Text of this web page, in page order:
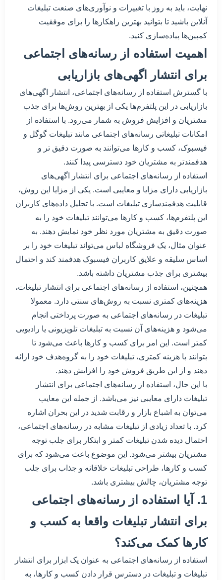
نهایت، باید به روز با تغییرات و نوآوری‌های صنعت تبلیغات
آنلاین باشید تا بتوانید بهترین راهکارها را برای موفقیت
کمپین‌ها پیاده‌سازی کنید.
اهمیت استفاده از رسانه‌های اجتماعی
برای انتشار اگهی‌های بازاریابی
با گسترش استفاده از رسانه‌های اجتماعی، انتشار اگهی‌های
بازاریابی در این پلتفرم‌ها یکی از بهترین روش‌ها برای جذب
مشتریان و افزایش فروش به شمار می‌رود. با استفاده از
امکانات تبلیغاتی رسانه‌های اجتماعی مانند تبلیغات گوگل و
فیسبوک، کسب و کارها می‌توانند به صورت دقیق تر و
هدفمندتر به مشتریان خود دسترسی پیدا کنند.
استفاده از رسانه‌های اجتماعی برای انتشار اگهی‌های
بازاریابی دارای مزایا و معایبی است. یکی از مزایا این روش،
قابلیت هدفمندسازی تبلیغات است. با تحلیل داده‌های کاربران
این پلتفرم‌ها، کسب و کارها می‌توانند تبلیغات خود را به
صورت دقیق به مشتریان مورد نظر خود نمایش دهند. به
عنوان مثال، یک فروشگاه لباس می‌تواند تبلیغات خود را بر
اساس سلیقه و علایق کاربران فیسبوک هدفمند کند و احتمال
بیشتری برای جذب مشتریان داشته باشد.
همچنین، استفاده از رسانه‌های اجتماعی برای انتشار تبلیغات،
هزینه‌های کمتری نسبت به روش‌های سنتی دارد. معمولا
تبلیغات در رسانه‌های اجتماعی به صورت پرداختی انجام
می‌شود و هزینه‌های آن نسبت به تبلیغات تلویزیونی یا رادیویی
کمتر است. این امر برای کسب و کارها باعث می‌شود تا
بتوانند با هزینه کمتری، تبلیغات خود را به گروه‌هدف خود ارائه
دهند و از این طریق فروش خود را افزایش دهند.
با این حال، استفاده از رسانه‌های اجتماعی برای انتشار
تبلیغات دارای معایبی نیز می‌باشد. از جمله این معایب
می‌توان به اشباع بازار و رقابت شدید در این بحران اشاره
کرد. با تعداد زیادی از تبلیغات مشابه در رسانه‌های اجتماعی،
احتمال دیده شدن تبلیغات کمتر و ابتکار برای جلب توجه
مشتریان بیشتر می‌شود. این موضوع باعث می‌شود که برای
کسب و کارها، طراحی تبلیغات خلاقانه و جذاب برای جلب
توجه مشتریان، چالش بیشتری باشد.
1. آیا استفاده از رسانه‌های اجتماعی
برای انتشار تبلیغات واقعا به کسب و
کارها کمک می‌کند؟
استفاده از رسانه‌های اجتماعی به عنوان یک ابزار برای انتشار
تبلیغات و تبلیغات در دسترس قرار دادن کسب و کارها، به